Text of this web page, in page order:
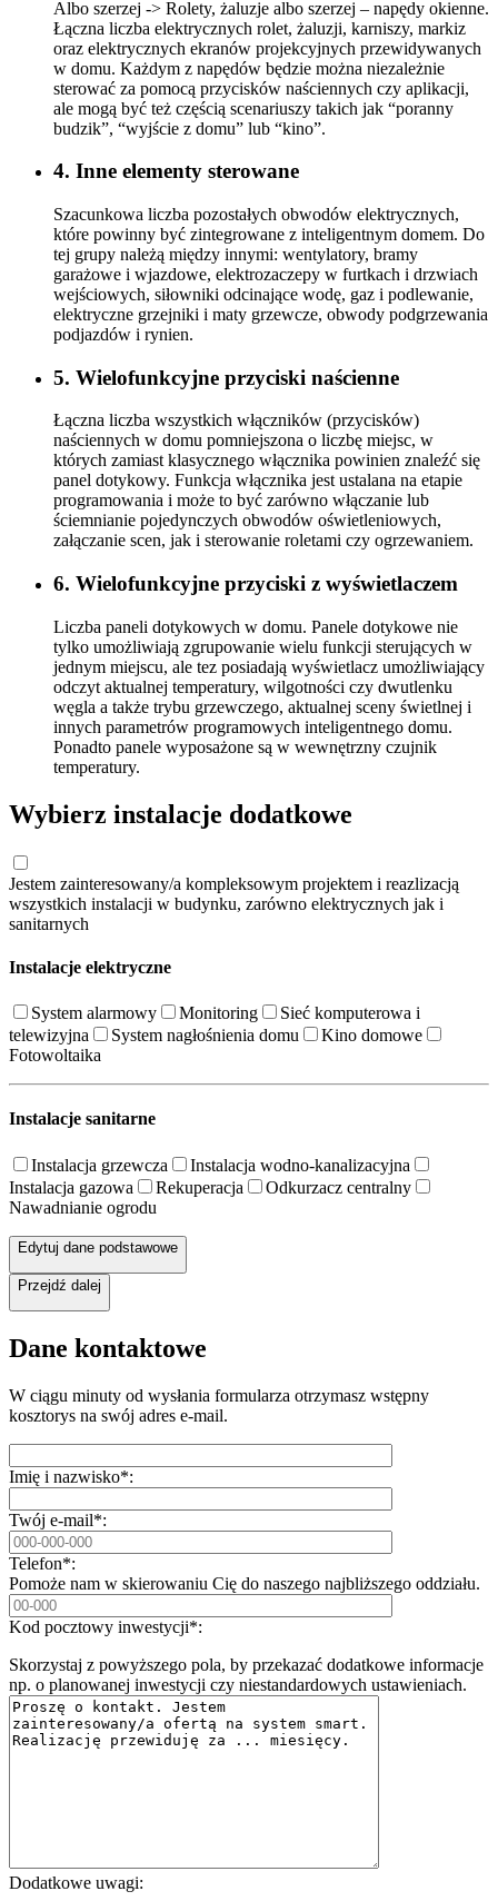
Albo szerzej -> Rolety, żaluzje albo szerzej – napędy okienne.
Łączna liczba elektrycznych rolet, żaluzji, karniszy, markiz
oraz elektrycznych ekranów projekcyjnych przewidywanych
w domu. Każdym z napędów będzie można niezależnie
sterować za pomocą przycisków naściennych czy aplikacji,
ale mogą być też częścią scenariuszy takich jak “poranny
budzik”, “wyjście z domu” lub “kino”.
4. Inne elementy sterowane
Szacunkowa liczba pozostałych obwodów elektrycznych,
które powinny być zintegrowane z inteligentnym domem. Do
tej grupy należą między innymi: wentylatory, bramy
garażowe i wjazdowe, elektrozaczepy w furtkach i drzwiach
wejściowych, siłowniki odcinające wodę, gaz i podlewanie,
elektryczne grzejniki i maty grzewcze, obwody podgrzewania
podjazdów i rynien.
5. Wielofunkcyjne przyciski naścienne
Łączna liczba wszystkich włączników (przycisków)
naściennych w domu pomniejszona o liczbę miejsc, w
których zamiast klasycznego włącznika powinien znaleźć się
panel dotykowy. Funkcja włącznika jest ustalana na etapie
programowania i może to być zarówno włączanie lub
ściemnianie pojedynczych obwodów oświetleniowych,
załączanie scen, jak i sterowanie roletami czy ogrzewaniem.
6. Wielofunkcyjne przyciski z wyświetlaczem
Liczba paneli dotykowych w domu. Panele dotykowe nie
tylko umożliwiają zgrupowanie wielu funkcji sterujących w
jednym miejscu, ale tez posiadają wyświetlacz umożliwiający
odczyt aktualnej temperatury, wilgotności czy dwutlenku
węgla a także trybu grzewczego, aktualnej sceny świetlnej i
innych parametrów programowych inteligentnego domu.
Ponadto panele wyposażone są w wewnętrzny czujnik
temperatury.
Wybierz instalacje dodatkowe
Jestem zainteresowany/a kompleksowym projektem i reazlizacją
wszystkich instalacji w budynku, zarówno elektrycznych jak i
sanitarnych
Instalacje elektryczne
System alarmowy Monitoring
Sieć komputerowa i
telewizyjna
System nagłośnienia domu
Kino domowe
Fotowoltaika
Instalacje sanitarne
Instalacja grzewcza
Instalacja wodno-kanalizacyjna
Instalacja gazowa
Rekuperacja
Odkurzacz centralny
Nawadnianie ogrodu
Edytuj dane podstawowe
Przejdź dalej
Dane kontaktowe
W ciągu minuty od wysłania formularza otrzymasz wstępny
kosztorys na swój adres e-mail.
Imię i nazwisko*:
Twój e-mail*:
Telefon*:
Pomoże nam w skierowaniu Cię do naszego najbliższego oddziału.
Kod pocztowy inwestycji*:
Skorzystaj z powyższego pola, by przekazać dodatkowe informacje
np. o planowanej inwestycji czy niestandardowych ustawieniach.
Dodatkowe uwagi: